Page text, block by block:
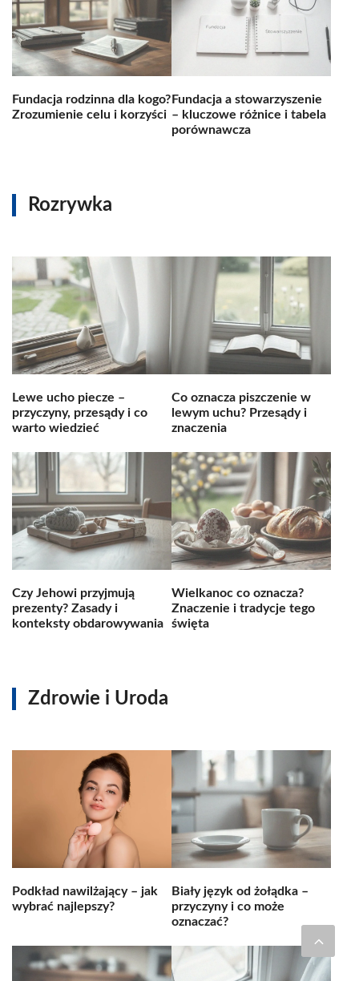
Fundacja rodzinna dla kogo?
Zrozumienie celu i korzyści
Fundacja a stowarzyszenie
– kluczowe różnice i tabela
porównawcza
Rozrywka
Lewe ucho piecze –
przyczyny, przesądy i co
warto wiedzieć
Co oznacza piszczenie w
lewym uchu? Przesądy i
znaczenia
Czy Jehowi przyjmują
prezenty? Zasady i
konteksty obdarowywania
Wielkanoc co oznacza?
Znaczenie i tradycje tego
święta
Zdrowie i Uroda
Podkład nawilżający – jak
wybrać najlepszy?
Biały język od żołądka –
przyczyny i co może
oznaczać?